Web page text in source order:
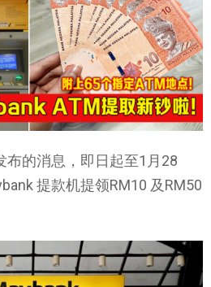
布的消息，即日起至1月28
提款机提领RM10 及RM50